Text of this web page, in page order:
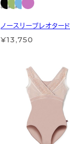
ノースリーブレオタード
¥13,750